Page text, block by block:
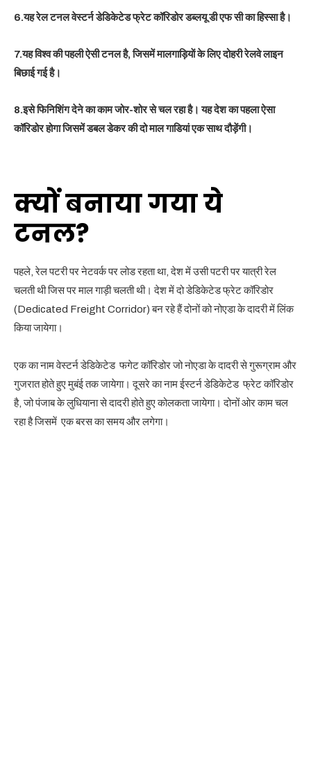
6.यह रेल टनल वेस्टर्न डेडिकेटेड फ्रेट कॉरिडोर डब्लयू डी एफ सी का हिस्सा है।
7.यह विश्व की पहली ऐसी टनल है, जिसमें मालगाड़ियाें के लिए दोहरी रेलवे लाइन
बिछाई गई है।
8.इसे फिनिशिंग देने का काम जोर-शोर से चल रहा है। यह देश का पहला ऐसा
कॉरिडोर होगा जिसमें डबल डेकर की दो माल गाडियां एक साथ दौड़ेंगी।
क्यों बनाया गया ये
टनल?
पहले, रेल पटरी पर नेटवर्क पर लोड रहता था, देश में उसी पटरी पर यात्री रेल
चलती थी जिस पर माल गाड़ी चलती थी। देश में दो डेडिकेटेड फ्रेट कॉरिडोर
(Dedicated Freight Corridor) बन रहे हैं दोनों को नोएडा के दादरी में लिंक
किया जायेगा।
एक का नाम वेस्टर्न डेडिकेटेड फगेट कॉरिडोर जो नोएडा के दादरी से गुरूग्राम और
गुजरात होते हुए मुबंई तक जायेगा। दूसरे का नाम ईस्टर्न डेडिकेटेड फ्रेट कॉरिडोर
है, जो पंजाब के लुधियाना से दादरी होते हुए कोलकता जायेगा। दोनों ओर काम चल
रहा है जिसमें एक बरस का समय और लगेगा।